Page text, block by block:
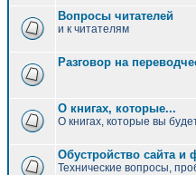
Вопросы читателей
и к читателям
Разговор на
О книгах, которые...
О книгах, которые вы
Обустройство сайта и
Технические вопросы,